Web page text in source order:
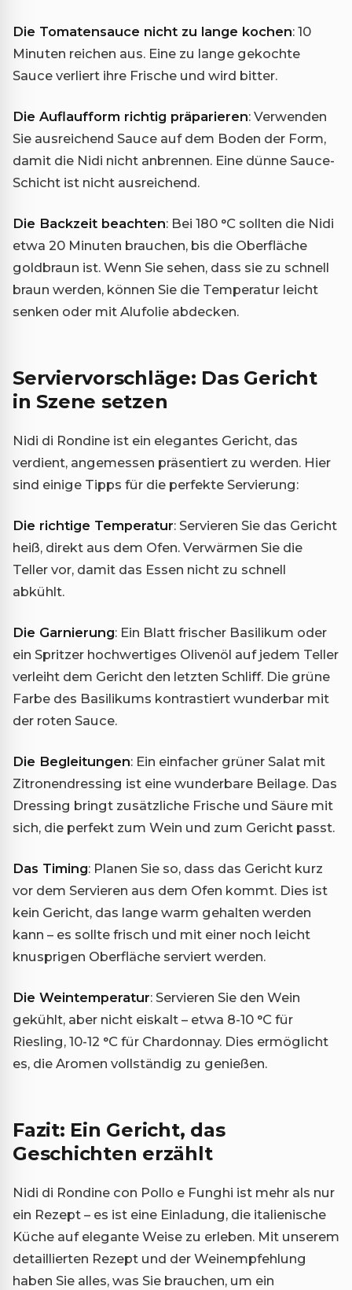
Die Tomatensauce nicht zu lange kochen: 10
Minuten reichen aus. Eine zu lange gekochte
Sauce verliert ihre Frische und wird bitter.
Die Auflaufform richtig präparieren: Verwenden
Sie ausreichend Sauce auf dem Boden der Form,
damit die Nidi nicht anbrennen. Eine dünne Sauce-
Schicht ist nicht ausreichend.
Die Backzeit beachten: Bei 180 °C sollten die Nidi
etwa 20 Minuten brauchen, bis die Oberfläche
goldbraun ist. Wenn Sie sehen, dass sie zu schnell
braun werden, können Sie die Temperatur leicht
senken oder mit Alufolie abdecken.
Serviervorschläge: Das Gericht
in Szene setzen
Nidi di Rondine ist ein elegantes Gericht, das
verdient, angemessen präsentiert zu werden. Hier
sind einige Tipps für die perfekte Servierung:
Die richtige Temperatur: Servieren Sie das Gericht
heiß, direkt aus dem Ofen. Verwärmen Sie die
Teller vor, damit das Essen nicht zu schnell
abkühlt.
Die Garnierung: Ein Blatt frischer Basilikum oder
ein Spritzer hochwertiges Olivenöl auf jedem Teller
verleiht dem Gericht den letzten Schliff. Die grüne
Farbe des Basilikums kontrastiert wunderbar mit
der roten Sauce.
Die Begleitungen: Ein einfacher grüner Salat mit
Zitronendressing ist eine wunderbare Beilage. Das
Dressing bringt zusätzliche Frische und Säure mit
sich, die perfekt zum Wein und zum Gericht passt.
Das Timing: Planen Sie so, dass das Gericht kurz
vor dem Servieren aus dem Ofen kommt. Dies ist
kein Gericht, das lange warm gehalten werden
kann – es sollte frisch und mit einer noch leicht
knusprigen Oberfläche serviert werden.
Die Weintemperatur: Servieren Sie den Wein
gekühlt, aber nicht eiskalt – etwa 8-10 °C für
Riesling, 10-12 °C für Chardonnay. Dies ermöglicht
es, die Aromen vollständig zu genießen.
Fazit: Ein Gericht, das
Geschichten erzählt
Nidi di Rondine con Pollo e Funghi ist mehr als nur
ein Rezept – es ist eine Einladung, die italienische
Küche auf elegante Weise zu erleben. Mit unserem
detaillierten Rezept und der Weinempfehlung
haben Sie alles, was Sie brauchen, um ein